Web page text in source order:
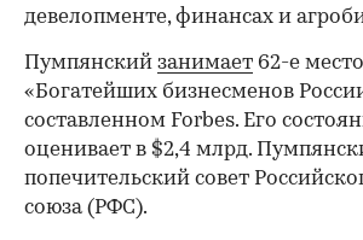
девелопменте, финансах и
Пумпянский занимает 62-е
«Богатейших бизнесменов
составленном Forbes. Его
оценивает в $2,4 млрд.
попечительский совет
союза (РФС).